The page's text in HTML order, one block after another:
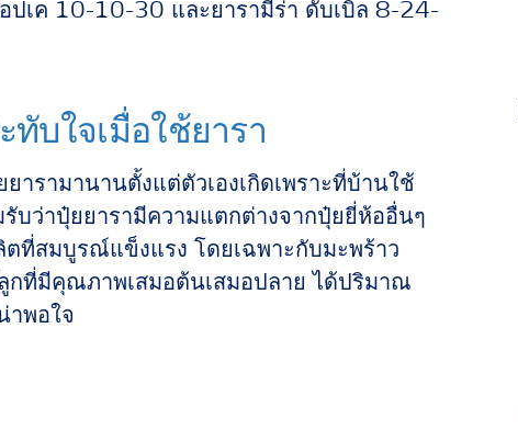
ปเค 10-10-30 และยารามีร่า ดับเบิล 8-24-
ทับใจเมื่อใช้ยารา
ยารามานานตั้งแต่ตัวเองเกิดเพราะที่บ้านใช้
บว่าปุ๋ยยารามีความแตกต่างจากปุ๋ยยี่ห้ออื่นๆ
ตที่สมบูรณ์แข็งแรง โดยเฉพาะกับมะพร้าว
กที่มีคุณภาพเสมอต้นเสมอปลาย ได้ปริมาณ
าพอใจ